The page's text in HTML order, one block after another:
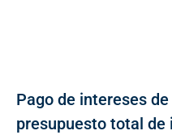
Pago de intereses
presupuesto total de